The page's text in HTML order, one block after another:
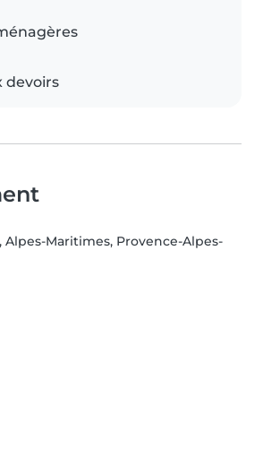
devoirs
, Alpes-Maritimes, Provence-Alpes-